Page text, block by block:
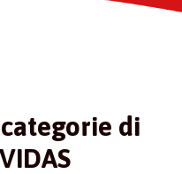
di